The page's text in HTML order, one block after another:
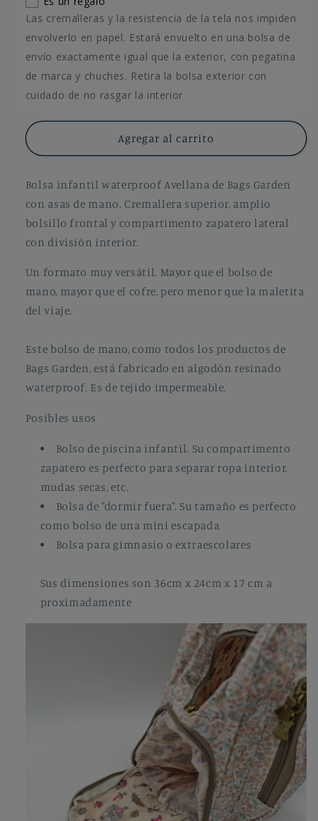
Bolsa
infantil
waterproof
Avellana
Garden
infantil
waterproof
Avellana
Bags
Garden
Las cremalleras y la resistencia de la tela nos impiden
envolverlo en papel. Estará envuelto en una bolsa de
envío exactamente igual que la exterior, con pegatina
de marca y chuches. Retira la bolsa exterior con
cuidado de no rasgar la interior
Agregar al carrito
Bolsa infantil waterproof Avellana de Bags Garden
con asas de mano. Cremallera superior, amplio
bolsillo frontal y compartimento zapatero lateral
con división interior.
Un formato muy versátil. Mayor que el bolso de
mano, mayor que el cofre, pero menor que la maletita
del viaje.
Este bolso de mano, como todos los productos de
Bags Garden, está fabricado en algodón resinado
waterproof. Es de tejido impermeable.
Posibles usos
Bolso de piscina infantil. Su compartimento
zapatero es perfecto para separar ropa interior,
mudas secas, etc.
Bolsa de "dormir fuera". Su tamaño es perfecto
como bolso de una mini escapada
Bolsa para gimnasio o extraescolares
Sus dimensiones son 36cm x 24cm x 17 cm a
proximadamente